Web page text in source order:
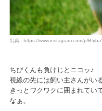
出典 : https://www.instagram.com/p/
ちびくんも負けじとニコッ♪
視線の先には飼い主さんが
きっとワクワクに囲まれてい
なぁ。